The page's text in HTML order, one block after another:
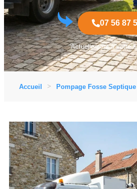
07 56 87
Actuellement à votre
Accueil Pompage Fosse Septique